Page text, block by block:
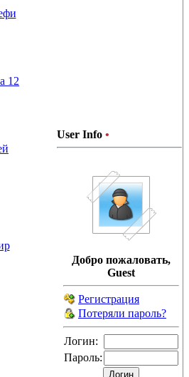
12
User Info •
Добро пожаловать,
Guest
Регистрация
Потеряли пароль?
Логин:
Пароль: